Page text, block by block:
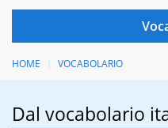
HOME VOCABOLARIO
Dal vocabolario